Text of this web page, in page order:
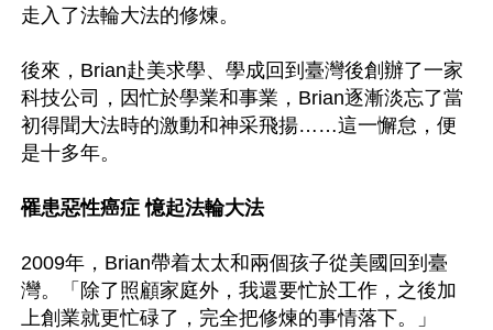
走入了法輪大法的修煉。
後來，Brian赴美求學、學成回到臺灣後創辦了一家
科技公司，因忙於學業和事業，Brian逐漸淡忘了當
初得聞大法時的激動和神采飛揚……這一懈怠，便
是十多年。
罹患惡性癌症 憶起法輪大法
2009年，Brian帶着太太和兩個孩子從美國回到臺
灣。「除了照顧家庭外，我還要忙於工作，之後加
上創業就更忙碌了，完全把修煉的事情落下。」